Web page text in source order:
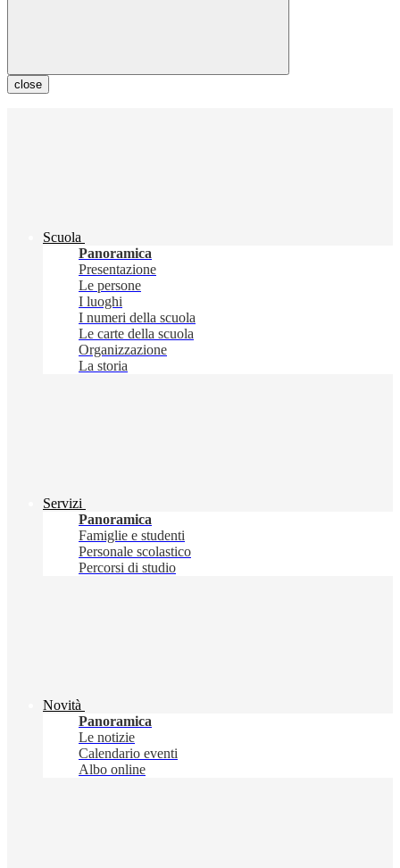
close
Scuola
Panoramica
Presentazione
Le persone
I luoghi
I numeri della scuola
Le carte della scuola
Organizzazione
La storia
Servizi
Panoramica
Famiglie e studenti
Personale scolastico
Percorsi di studio
Novità
Panoramica
Le notizie
Calendario eventi
Albo online